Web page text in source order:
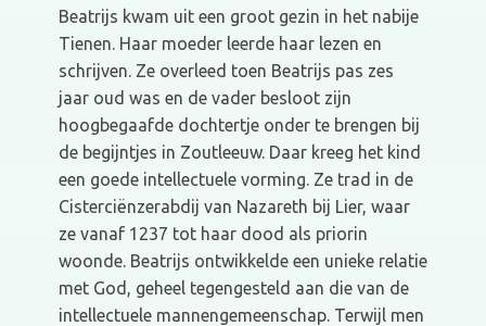
Beatrijs kwam uit een groot gezin in het nabije
Tienen. Haar moeder leerde haar lezen en
schrijven. Ze overleed toen Beatrijs pas zes
jaar oud was en de vader besloot zijn
hoogbegaafde dochtertje onder te brengen bij
de begijntjes in Zoutleeuw. Daar kreeg het kind
een goede intellectuele vorming. Ze trad in de
Cisterciënzerabdij van Nazareth bij Lier, waar
ze vanaf 1237 tot haar dood als priorin
woonde. Beatrijs ontwikkelde een unieke relatie
met God, geheel tegengesteld aan die van de
intellectuele mannengemeenschap. Terwijl men